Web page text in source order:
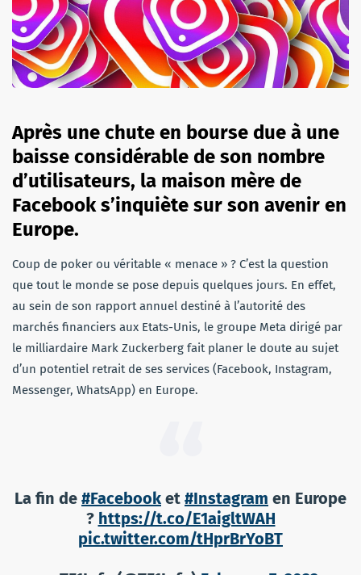
Après une chute en bourse due à une
baisse considérable de son nombre
d’utilisateurs, la maison mère de
Facebook s’inquiète sur son avenir en
Europe.
Coup de poker ou véritable « menace » ? C’est la question
que tout le monde se pose depuis quelques jours. En effet,
au sein de son rapport annuel destiné à l’autorité des
marchés financiers aux Etats-Unis, le groupe Meta dirigé par
le milliardaire Mark Zuckerberg fait planer le doute au sujet
d’un potentiel retrait de ses services (Facebook, Instagram,
Messenger, WhatsApp) en Europe.
La fin de #Facebook et #Instagram en Europe
? https://t.co/E1aigltWAH
pic.twitter.com/tHprBrYoBT